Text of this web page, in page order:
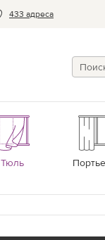
433 адреса
Тюль